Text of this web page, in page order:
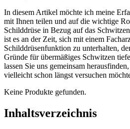
In ​diesem ⁣Artikel möchte ⁢ich meine⁣
mit ‍Ihnen teilen und auf die wichtige
Schilddrüse in Bezug auf das
ist es an⁣ der ⁤Zeit, sich mit einem
Schilddrüsenfunktion zu unterhalten,
Gründe für ⁢übermäßiges Schwitzen
lassen Sie uns ⁣gemeinsam
vielleicht schon längst‌ versuchen
Keine Produkte gefunden.
Inhaltsverzeichnis